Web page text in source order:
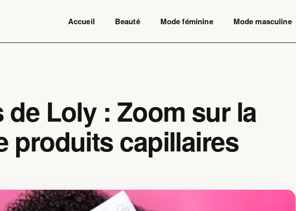
Accueil Beauté Mode féminine Mode masculine
de Loly : Zoom sur la
produits capillaires